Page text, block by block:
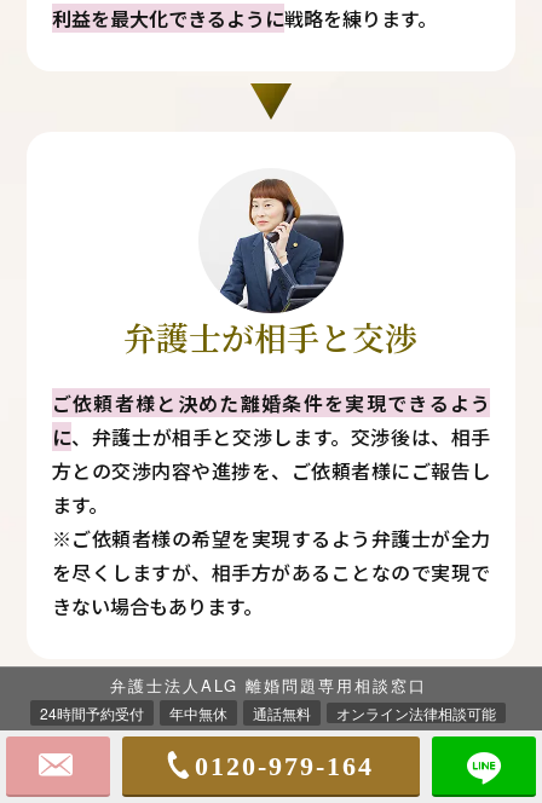
利益を最大化できるように戦略を練ります。
弁護士が相手と交渉
ご依頼者様と決めた離婚条件を実現できるよう
に、弁護士が相手と交渉します。交渉後は、相手
方との交渉内容や進捗を、ご依頼者様にご報告し
ます。
※ご依頼者様の希望を実現するよう弁護士が全力
を尽くしますが、相手方があることなので実現で
きない場合もあります。
弁護士法人ALG 離婚問題専用相談窓口
24時間予約受付 年中無休 通話無料 オンライン法律相談可能
0120-979-164